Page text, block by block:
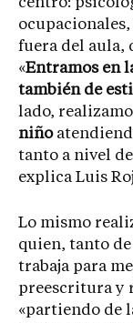
centro:
fuera del aula,
«Entramos en
también de
lado,
niño
tanto a nivel
explica Luis
Lo mismo
quien, tanto
trabaja para
preescritura y
«partiendo de